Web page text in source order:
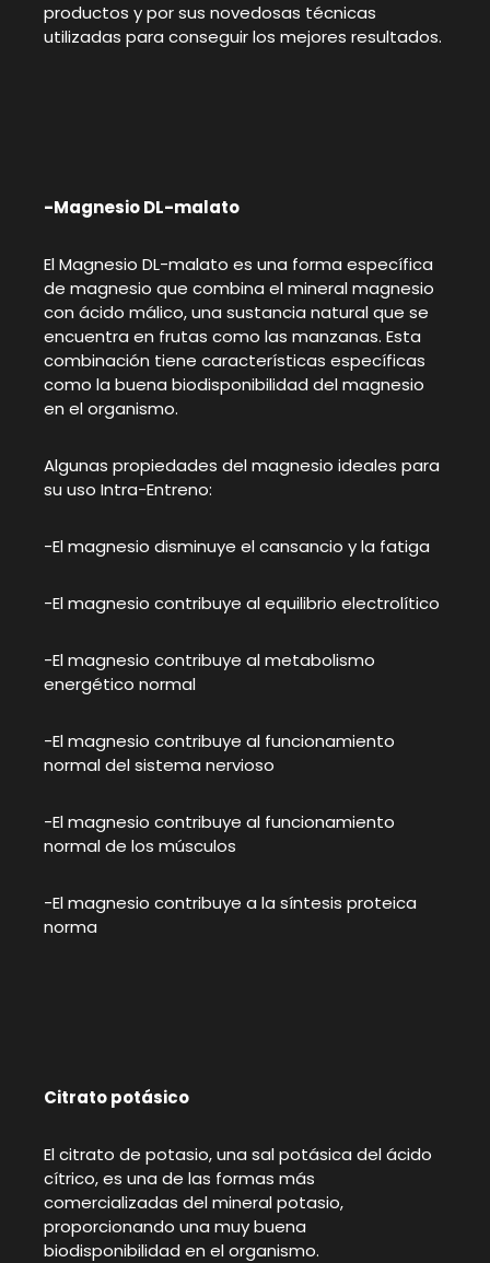
productos y por sus novedosas técnicas
utilizadas para conseguir los mejores resultados.
-Magnesio DL-malato
El Magnesio DL-malato es una forma específica
de magnesio que combina el mineral magnesio
con ácido málico, una sustancia natural que se
encuentra en frutas como las manzanas. Esta
combinación tiene características específicas
como la buena biodisponibilidad del magnesio
en el organismo.
Algunas propiedades del magnesio ideales para
su uso Intra-Entreno:
-El magnesio disminuye el cansancio y la fatiga
-El magnesio contribuye al equilibrio electrolítico
-El magnesio contribuye al metabolismo
energético normal
-El magnesio contribuye al funcionamiento
normal del sistema nervioso
-El magnesio contribuye al funcionamiento
normal de los músculos
-El magnesio contribuye a la síntesis proteica
norma
Citrato potásico
El citrato de potasio, una sal potásica del ácido
cítrico, es una de las formas más
comercializadas del mineral potasio,
proporcionando una muy buena
biodisponibilidad en el organismo.